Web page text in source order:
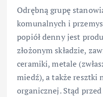
Odrębną grupę
komunalnych i
popiół denny jest
złożonym składzie,
ceramiki, metale
miedź), a także resztki
organicznej. Stąd